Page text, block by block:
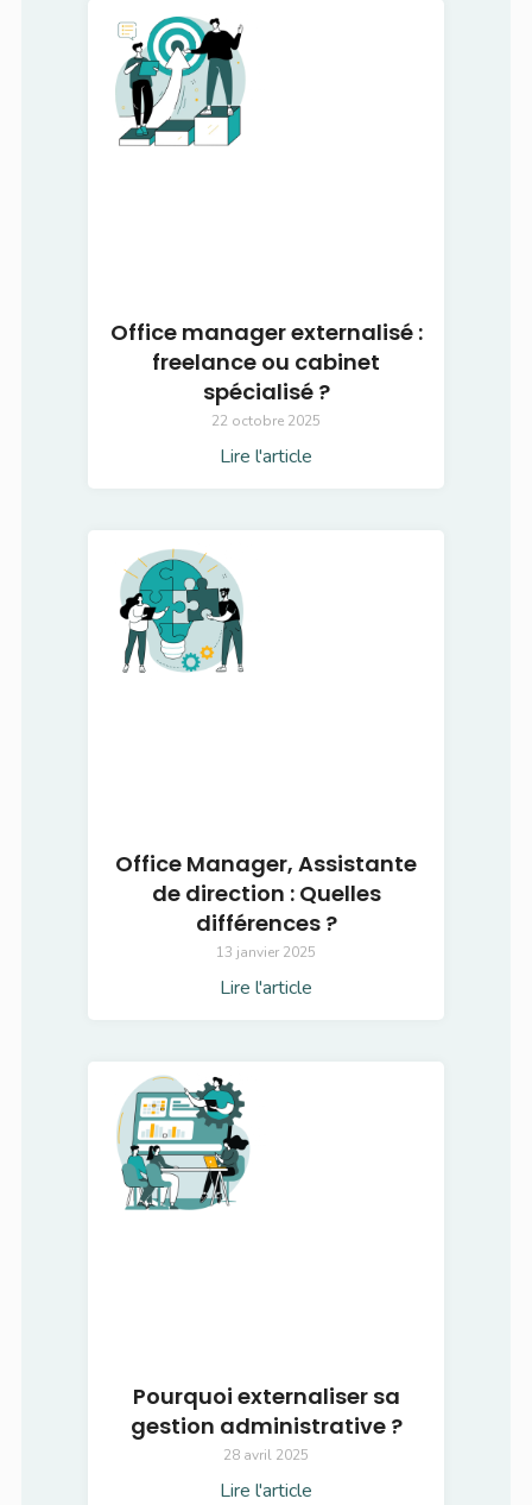
Office manager externalisé :
freelance ou cabinet
spécialisé ?
22 octobre 2025
Lire l'article
Office Manager, Assistante
de direction : Quelles
différences ?
13 janvier 2025
Lire l'article
Pourquoi externaliser sa
gestion administrative ?
28 avril 2025
Lire l'article